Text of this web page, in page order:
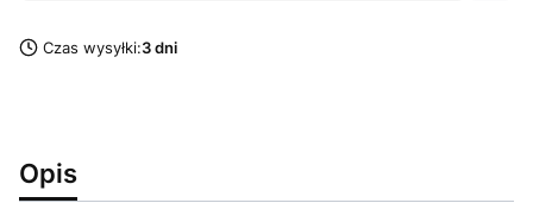
Czas wysyłki:3 dni
Opis